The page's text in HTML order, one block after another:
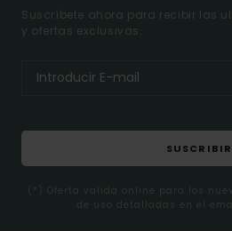
Suscríbete ahora para recibir las
y ofertas exclusivas.
SUSCRIBIR
(*) Oferta valida online para los
de uso detalladas en el